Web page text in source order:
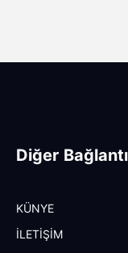
Diğer
KÜNYE
İLETİŞİM